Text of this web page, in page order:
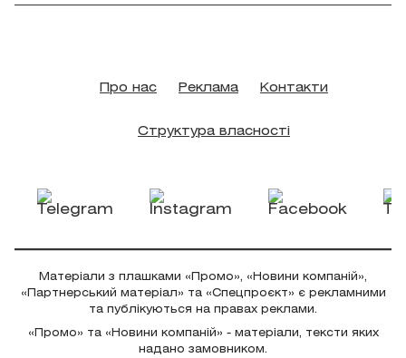
Про нас Реклама Контакти
Структура власності
Матеріали з плашками «Промо», «Новини компаній»,
«Партнерський матеріал» та «Спецпроєкт» є рекламними
та публікуються на правах реклами.
«Промо» та «Новини компаній» - матеріали, тексти яких
надано замовником.